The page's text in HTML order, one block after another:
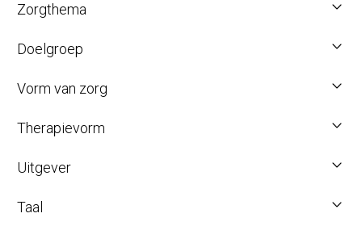
Zorgthema
Doelgroep
Vorm van zorg
Therapievorm
Uitgever
Taal